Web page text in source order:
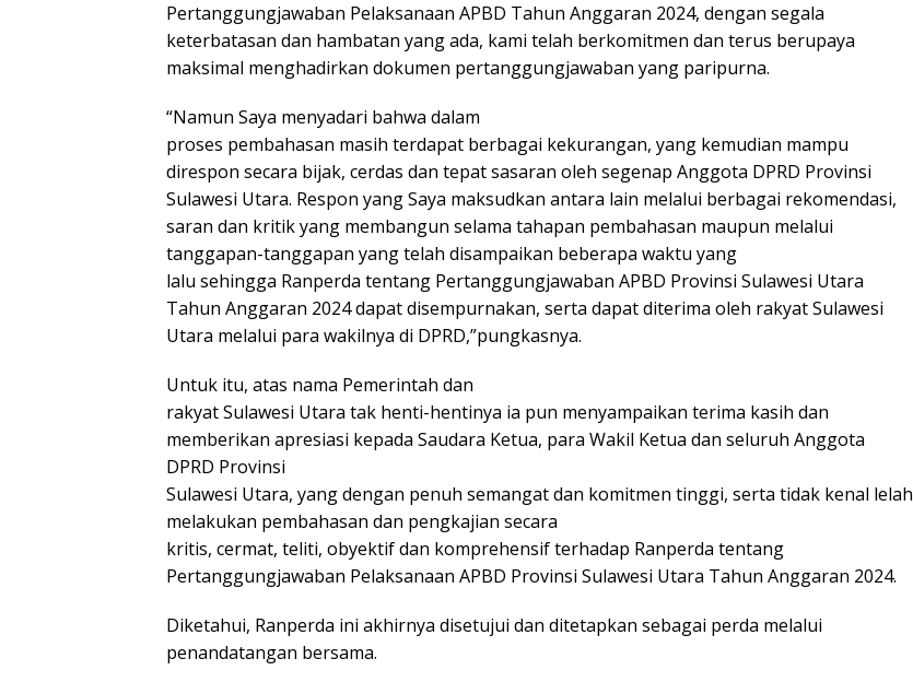
Pertanggungjawaban Pelaksanaan APBD Tahun Anggaran 2024, dengan segala
keterbatasan dan hambatan yang ada, kami telah berkomitmen dan terus berupaya
maksimal menghadirkan dokumen pertanggungjawaban yang paripurna.
“Namun Saya menyadari bahwa dalam
proses pembahasan masih terdapat berbagai kekurangan, yang kemudian mampu
direspon secara bijak, cerdas dan tepat sasaran oleh segenap Anggota DPRD Provinsi
Sulawesi Utara. Respon yang Saya maksudkan antara lain melalui berbagai rekomendasi,
saran dan kritik yang membangun selama tahapan pembahasan maupun melalui
tanggapan-tanggapan yang telah disampaikan beberapa waktu yang
lalu sehingga Ranperda tentang Pertanggungjawaban APBD Provinsi Sulawesi Utara
Tahun Anggaran 2024 dapat disempurnakan, serta dapat diterima oleh rakyat Sulawesi
Utara melalui para wakilnya di DPRD,”pungkasnya.
Untuk itu, atas nama Pemerintah dan
rakyat Sulawesi Utara tak henti-hentinya ia pun menyampaikan terima kasih dan
memberikan apresiasi kepada Saudara Ketua, para Wakil Ketua dan seluruh Anggota
DPRD Provinsi
Sulawesi Utara, yang dengan penuh semangat dan komitmen tinggi, serta tidak kenal lelah
melakukan pembahasan dan pengkajian secara
kritis, cermat, teliti, obyektif dan komprehensif terhadap Ranperda tentang
Pertanggungjawaban Pelaksanaan APBD Provinsi Sulawesi Utara Tahun Anggaran 2024.
Diketahui, Ranperda ini akhirnya disetujui dan ditetapkan sebagai perda melalui
penandatangan bersama.